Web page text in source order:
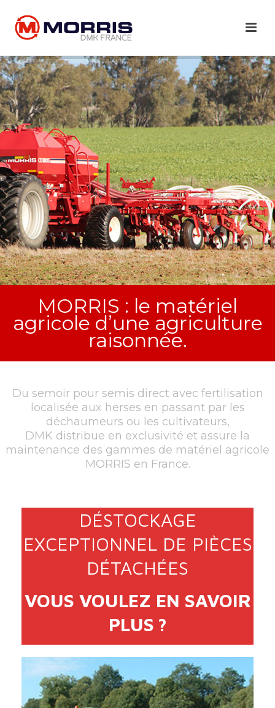
MORRIS : le matériel
agricole d’une agriculture
raisonnée.
Du semoir pour semis direct avec fertilisation
localisée aux herses en passant par les
déchaumeurs ou les cultivateurs,
DMK distribue en exclusivité et assure la
maintenance des gammes de matériel agricole
MORRIS en France.
DÉSTOCKAGE
EXCEPTIONNEL DE PIÈCES
DÉTACHÉES
VOUS VOULEZ EN SAVOIR
PLUS ?